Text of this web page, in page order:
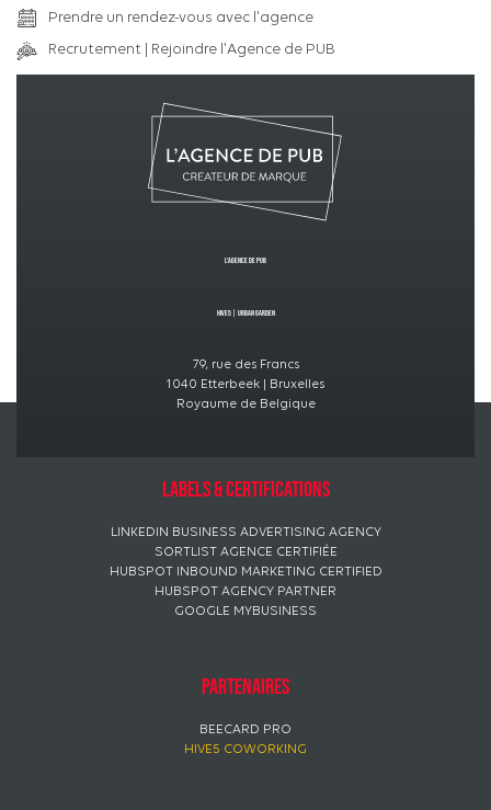
Prendre un rendez-vous avec l'agence
Recrutement | Rejoindre l'Agence de PUB
L’Agence de PUB
Hive5 Urban GardeN
79, rue des Francs
1040 Etterbeek | Bruxelles
Royaume de Belgique
Labels & certifications
LINKEDIN BUSINESS ADVERTISING AGENCY
SORTLIST AGENCE CERTIFIÉE
HUBSPOT INBOUND MARKETING CERTIFIED
HUBSPOT AGENCY PARTNER
GOOGLE MYBUSINESS
Partenaires
BEECARD PRO
HIVE5 COWORKING